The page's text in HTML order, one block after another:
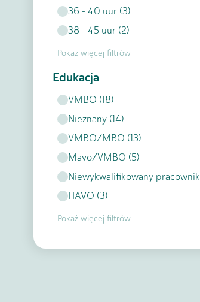
36 - 40 uur (3)
38 - 45 uur (2)
Pokaż więcej filtrów
Edukacja
VMBO (18)
Nieznany (14)
VMBO/MBO (13)
Mavo/VMBO (5)
Niewykwalifikowany pracownik
HAVO (3)
Pokaż więcej filtrów